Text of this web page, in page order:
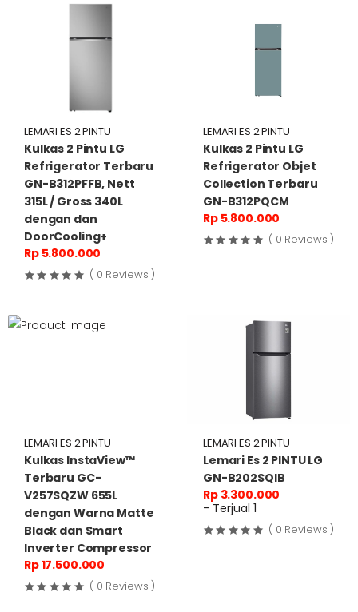
LEMARI ES 2 PINTU
Kulkas 2 Pintu LG
Refrigerator Terbaru
GN-B312PFFB, Nett
315L / Gross 340L
dengan dan
DoorCooling+
Rp 5.800.000
( 0 Reviews )
LEMARI ES 2 PINTU
Kulkas 2 Pintu LG
Refrigerator Objet
Collection Terbaru
GN-B312PQCM
Rp 5.800.000
( 0 Reviews )
LEMARI ES 2 PINTU
Kulkas InstaView™
Terbaru GC-
V257SQZW 655L
dengan Warna Matte
Black dan Smart
Inverter Compressor
Rp 17.500.000
( 0 Reviews )
LEMARI ES 2 PINTU
Lemari Es 2 PINTU LG
GN-B202SQIB
Rp 3.300.000
- Terjual 1
( 0 Reviews )